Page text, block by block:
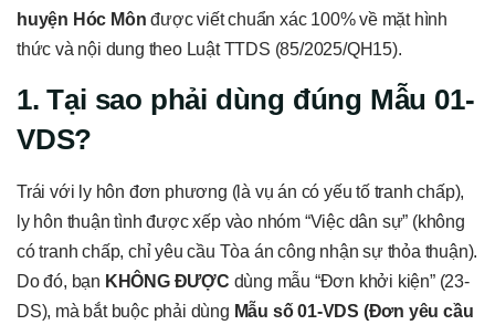
huyện Hóc Môn được viết chuẩn xác 100% về mặt hình
thức và nội dung theo Luật TTDS (85/2025/QH15).
1. Tại sao phải dùng đúng Mẫu 01-
VDS?
Trái với ly hôn đơn phương (là vụ án có yếu tố tranh chấp),
ly hôn thuận tình được xếp vào nhóm “Việc dân sự” (không
có tranh chấp, chỉ yêu cầu Tòa án công nhận sự thỏa thuận).
Do đó, bạn KHÔNG ĐƯỢC dùng mẫu “Đơn khởi kiện” (23-
DS), mà bắt buộc phải dùng Mẫu số 01-VDS (Đơn yêu cầu